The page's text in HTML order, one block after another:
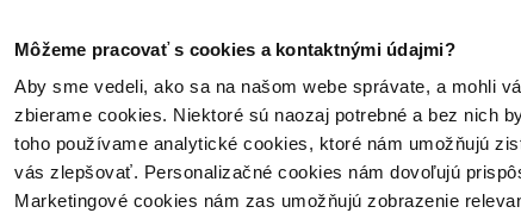
Môžeme pracovať s cookies a kontaktnými údajmi?
Aby sme vedeli, ako sa na našom webe správate, a mohli
zbierame cookies. Niektoré sú naozaj potrebné a bez nich
toho používame analytické cookies, ktoré nám umožňujú
vás zlepšovať. Personalizačné cookies nám dovoľujú
Marketingové cookies nám zas umožňujú zobrazenie
Poukážky Kontakt